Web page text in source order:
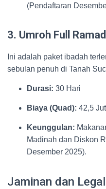
(Pendaftaran
3. Umroh Full
Ini adalah paket ibadah
sebulan penuh di Tanah
Durasi: 30 Hari
Biaya (Quad): 42,5
Keunggulan:
Madinah dan Diskon
Desember 2025).
Jaminan dan